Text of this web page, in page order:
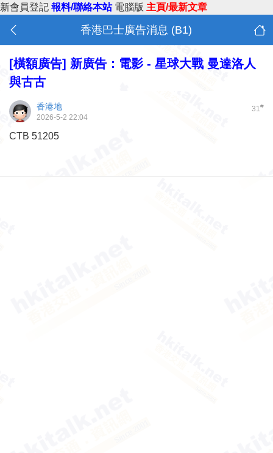
新會員登記 報料/聯絡本站 電腦版 主頁/最新文章
香港巴士廣告消息 (B1)
[橫額廣告] 新廣告：電影 - 星球大戰 曼達洛人
與古古
31#
香港地
2026-5-2 22:04
CTB 51205